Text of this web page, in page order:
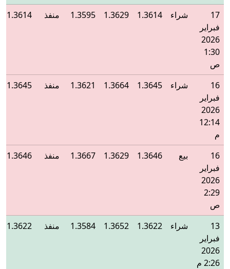
17
فبراير
2026
1:30
ص
شراء 1.3614
1.3629
1.3595 منفذ 1.3614
16
فبراير
2026
12:14
م
شراء 1.3645
1.3664
1.3621 منفذ 1.3645
16
فبراير
2026
2:29
ص
بيع 1.3646
1.3629
1.3667 منفذ 1.3646
13
فبراير
2026
2:26 م
شراء 1.3622
1.3652
1.3584 منفذ 1.3622